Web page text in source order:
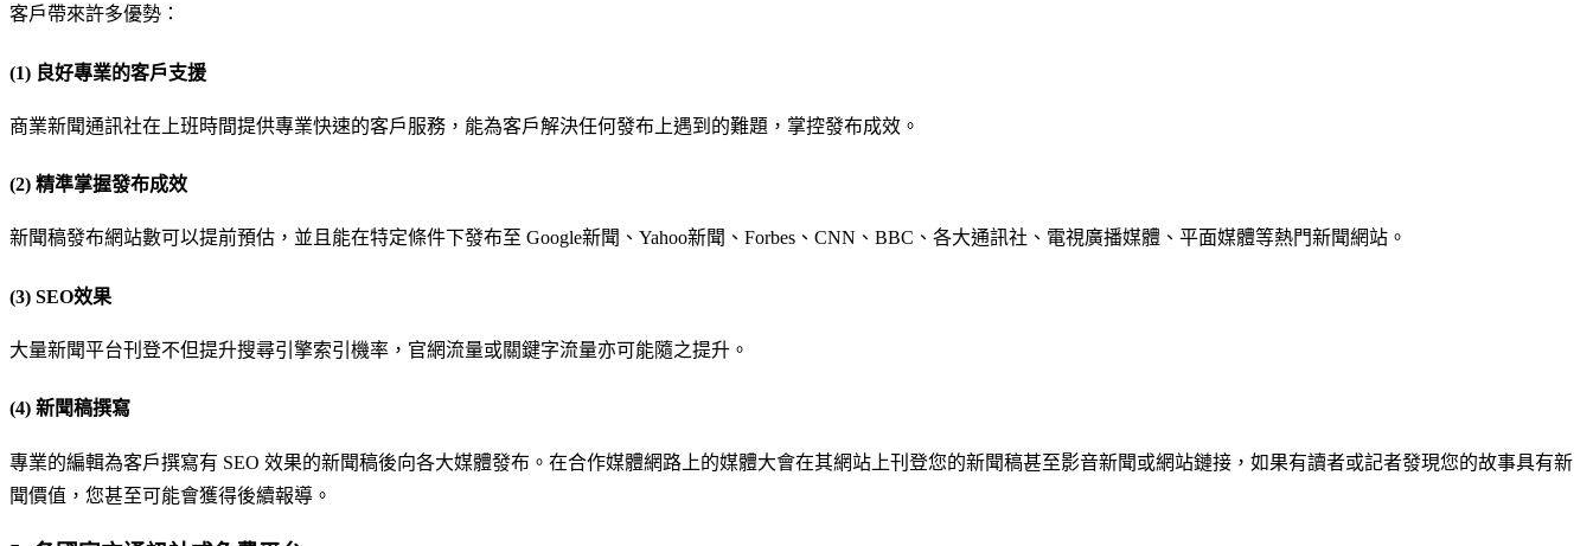
客戶帶來許多優勢：
(1) 良好專業的客戶支援
商業新聞通訊社在上班時間提供專業快速的客戶服務，能為客戶解決任何發布上遇到的難題，掌控發布成效。
(2) 精準掌握發布成效
新聞稿發布網站數可以提前預估，並且能在特定條件下發布至 Google新聞、Yahoo新聞、Forbes、CNN、BBC、各大通訊社、電視廣播媒體、平面媒體等熱門新聞網站。
(3) SEO效果
大量新聞平台刊登不但提升搜尋引擎索引機率，官網流量或關鍵字流量亦可能隨之提升。
(4) 新聞稿撰寫
專業的編輯為客戶撰寫有 SEO 效果的新聞稿後向各大媒體發布。在合作媒體網路上的媒體大會在其網站上刊登您的新聞稿甚至影音新聞或網站鏈接，如果有讀者或記者發現您的故事具有新
聞價值，您甚至可能會獲得後續報導。